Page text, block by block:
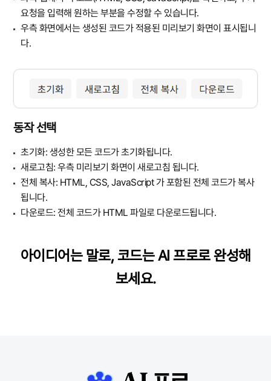
요청을 입력해 원하는 부분을 수정할 수 있습니다.
우측 화면에서는 생성된 코드가 적용된 미리보기 화면이 표시됩니
다.
동작 선택
초기화: 생성한 모든 코드가 초기화됩니다.
새로고침: 우측 미리보기 화면이 새로고침 됩니다.
전체 복사: HTML, CSS, JavaScript 가 포함된 전체 코드가 복사
됩니다.
다운로드: 전체 코드가 HTML 파일로 다운로드됩니다.
아이디어는 말로, 코드는 AI 프로로 완성해
보세요.